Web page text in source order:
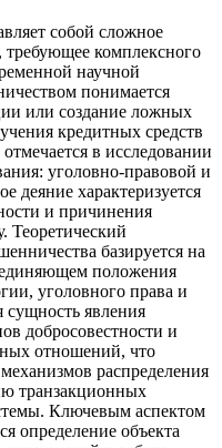
собой сложное
требующее комплексного
научной
понимается
или создание ложных
кредитных средств
в исследовании
уголовно-правовой и
деяние характеризуется
и причинения
Теоретический
базируется на
положения
уголовного права и
явления
добросовестности и
отношений, что
распределения
транзакционных
Ключевым аспектом
определение объекта